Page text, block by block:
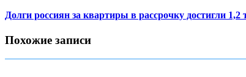
Долги россиян за квартиры в рассрочку достигли
Похожие записи